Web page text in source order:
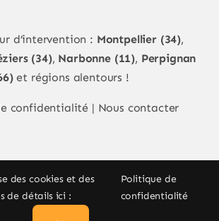
d’intervention : Montpellier (34),
(34), Narbonne (11), Perpignan
et régions alentours !
confidentialité | Nous contacter
des cookies et des
de détails ici :
Politique de
confidentialité